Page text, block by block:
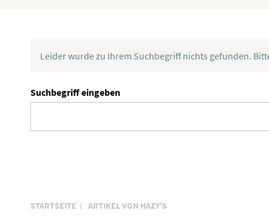
Leider wurde zu Ihrem Suchbegriff nichts gefunden.
Suchbegriff eingeben
STARTSEITE ARTIKEL VON HAZY'S